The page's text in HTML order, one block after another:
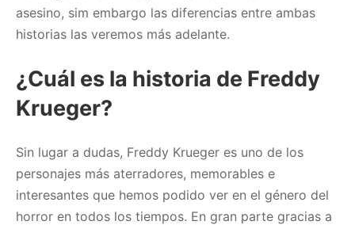
asesino, sim embargo las diferencias entre ambas
historias las veremos más adelante.
¿Cuál es la historia de Freddy
Krueger?
Sin lugar a dudas, Freddy Krueger es uno de los
personajes más aterradores, memorables e
interesantes que hemos podido ver en el género del
horror en todos los tiempos. En gran parte gracias a